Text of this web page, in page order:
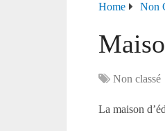
Home Non
Non classé
La maison